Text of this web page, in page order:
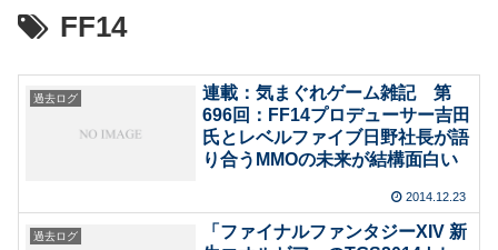
FF14
過去ログ
連載：気まぐれゲーム雑記 第
696回：FF14プロデューサー吉田
氏とレベルファイブ日野社長が語
り合うMMOの未来が結構面白い
2014.12.23
過去ログ
「ファイナルファンタジーXIV 新